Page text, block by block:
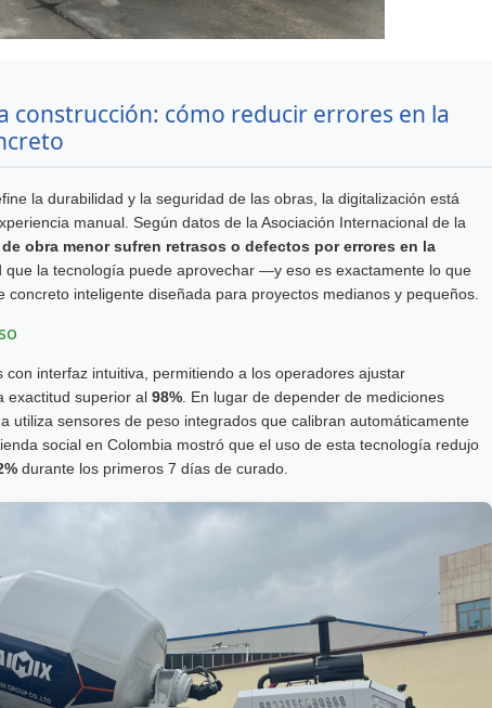
cómo reducir errores en la
la durabilidad y la seguridad de las obras, la digitalización está
manual. Según datos de la Asociación Internacional de la
obra menor sufren retrasos o defectos por errores en la
que la tecnología puede aprovechar —y eso es exactamente lo que
concreto inteligente diseñada para proyectos medianos y pequeños.
interfaz intuitiva, permitiendo a los operadores ajustar
exactitud superior al 98% . En lugar de depender de mediciones
utiliza sensores de peso integrados que calibran automáticamente
social en Colombia mostró que el uso de esta tecnología redujo
durante los primeros 7 días de curado.